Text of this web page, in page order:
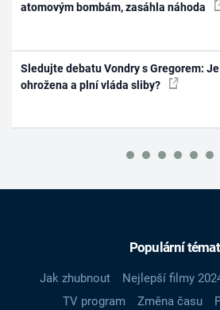
atomovým bombám, zasáhla náhoda
Sledujte debatu Vondry s Gregorem:
ohrožena a plní vláda sliby?
Populární
Jak zhubnout Nejlepší filmy
TV program
Změna času